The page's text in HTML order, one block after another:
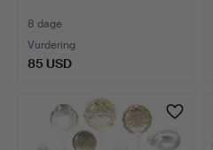
8 dage
Vurdering
85 USD